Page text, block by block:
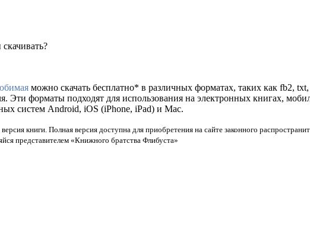
можно скачать бесплатно* в различных форматах, таких как fb2,
Эти форматы подходят для использования на электронных книгах,
систем Android, iOS (iPhone, iPad) и Mac.
книги. Полная версия доступна для приобретения на сайте законного
представителем «Книжного братства Флибуста»